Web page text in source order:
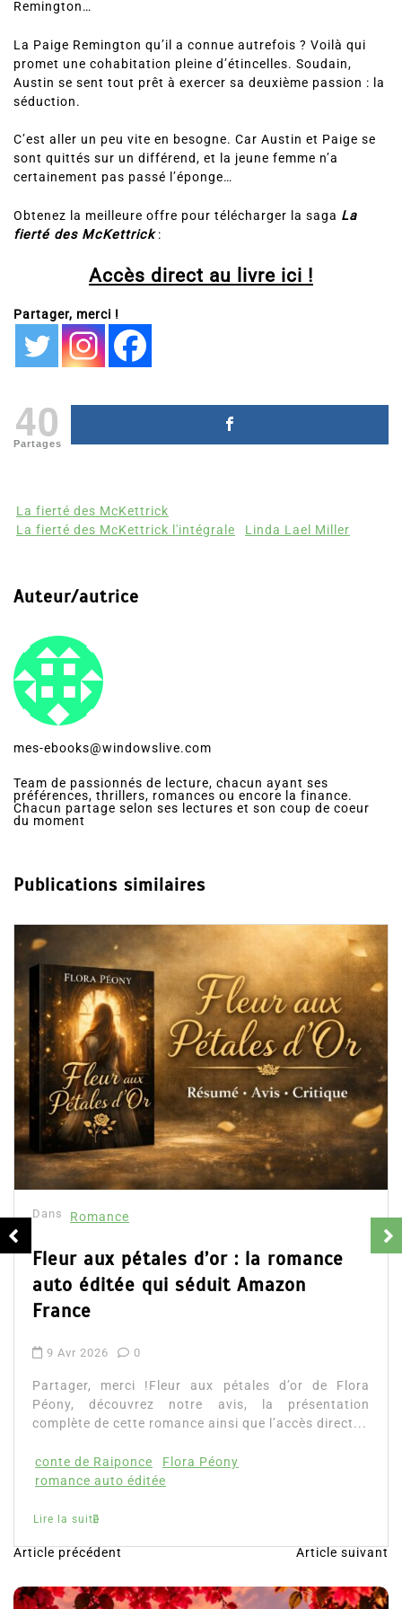
Remington…
La Paige Remington qu’il a connue autrefois ? Voilà qui
promet une cohabitation pleine d’étincelles. Soudain,
Austin se sent tout prêt à exercer sa deuxième passion : la
séduction.
C’est aller un peu vite en besogne. Car Austin et Paige se
sont quittés sur un différend, et la jeune femme n’a
certainement pas passé l’éponge…
Obtenez la meilleure offre pour télécharger la saga La
fierté des McKettrick:
Accès direct au livre ici !
Partager, merci !
40
Partages
La fierté des McKettrick
La fierté des McKettrick l'intégrale
Linda Lael Miller
Auteur/autrice
mes-ebooks@windowslive.com
Team de passionnés de lecture, chacun ayant ses
préférences, thrillers, romances ou encore la finance.
Chacun partage selon ses lectures et son coup de coeur
du moment
Publications similaires
Romance
aux pétales d’or : la romance
éditée qui séduit Amazon
9 Avr 2026 0
merci !Fleur aux pétales d’or de Flora
découvrez notre avis, la présentation
de cette romance ainsi que l’accès direct...
de Raiponce
Flora Péony
auto éditée
la suite
N
a
Article précédent Article suivant